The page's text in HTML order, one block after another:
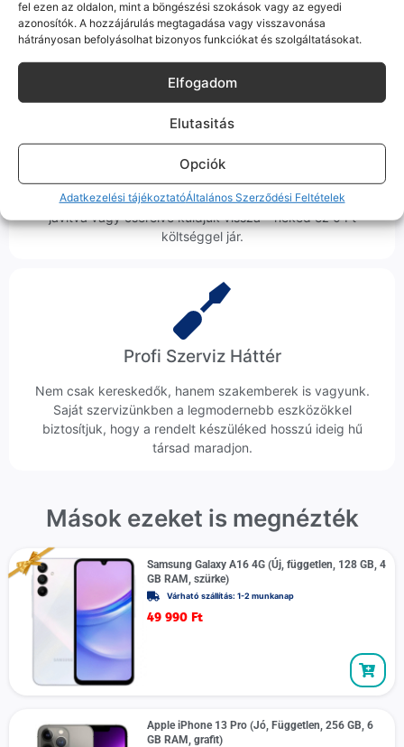
fel ezen az oldalon, mint a böngészési szokások vagy az egyedi
azonosítók. A hozzájárulás megtagadása vagy visszavonása
hátrányosan befolyásolhat bizonyos funkciókat és szolgáltatásokat.
Elfogadom
Elutasitás
Opciók
Adatkezelési tájékoztatóÁltalános Szerződési Feltételek
hanem megoldást. Szakértő kollégáink azonnal kézbe
veszik az ügyedet.
Ingyenes Futár & Szerviz
Ha messze laksz, mi megyünk a készülékért. Garanciális
probléma esetén küldjük a futárt, bevizsgáljuk a telefont, és
javítva vagy cserélve küldjük vissza – neked ez 0 Ft
költséggel jár.
Profi Szerviz Háttér
Nem csak kereskedők, hanem szakemberek is vagyunk.
Saját szervizünkben a legmodernebb eszközökkel
biztosítjuk, hogy a rendelt készüléked hosszú ideig hű
társad maradjon.
Mások ezeket is megnézték
Samsung Galaxy A16 4G (Új, független, 128 GB, 4
GB RAM, szürke)
Várható szállítás: 1-2 munkanap
49 990 Ft
Apple iPhone 13 Pro (Jó, Független, 256 GB, 6
GB RAM, grafit)